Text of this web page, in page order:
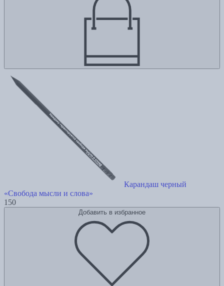
Карандаш черный
«Свобода мысли и слова»
150
Добавить в избранное